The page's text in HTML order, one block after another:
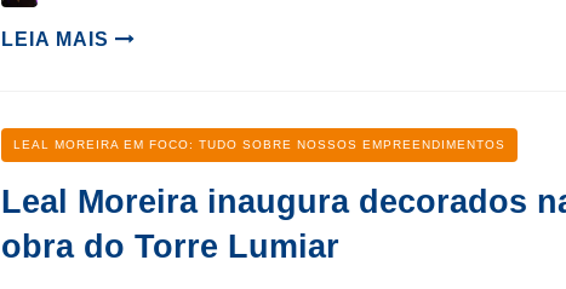
author
LEIA MAIS
Categoria
LEAL MOREIRA EM FOCO: TUDO SOBRE NOSSOS EMPREENDIMENTOS
Leal Moreira inaugura decorados
obra do Torre Lumiar